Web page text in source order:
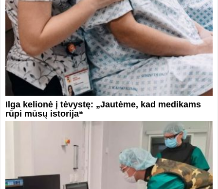
Ilga kelionė į tėvystę: „Jautėme, kad medikams
rūpi mūsų istorija“